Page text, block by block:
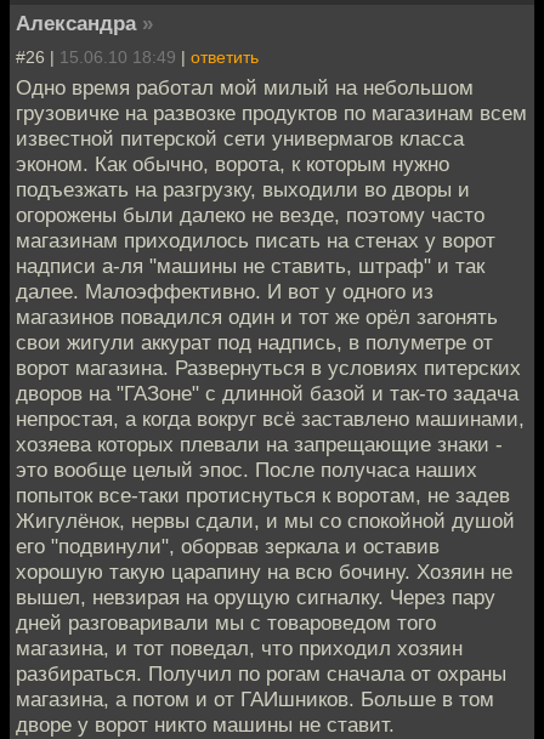
Александра »
#26 | 15.06.10 18:49 | ответить
Одно время работал мой милый на небольшом
грузовичке на развозке продуктов по магазинам всем
известной питерской сети универмагов класса
эконом. Как обычно, ворота, к которым нужно
подъезжать на разгрузку, выходили во дворы и
огорожены были далеко не везде, поэтому часто
магазинам приходилось писать на стенах у ворот
надписи а-ля "машины не ставить, штраф" и так
далее. Малоэффективно. И вот у одного из
магазинов повадился один и тот же орёл загонять
свои жигули аккурат под надпись, в полуметре от
ворот магазина. Развернуться в условиях питерских
дворов на "ГАЗоне" с длинной базой и так-то задача
непростая, а когда вокруг всё заставлено машинами,
хозяева которых плевали на запрещающие знаки -
это вообще целый эпос. После получаса наших
попыток все-таки протиснуться к воротам, не задев
Жигулёнок, нервы сдали, и мы со спокойной душой
его "подвинули", оборвав зеркала и оставив
хорошую такую царапину на всю бочину. Хозяин не
вышел, невзирая на орущую сигналку. Через пару
дней разговаривали мы с товароведом того
магазина, и тот поведал, что приходил хозяин
разбираться. Получил по рогам сначала от охраны
магазина, а потом и от ГАИшников. Больше в том
дворе у ворот никто машины не ставит.